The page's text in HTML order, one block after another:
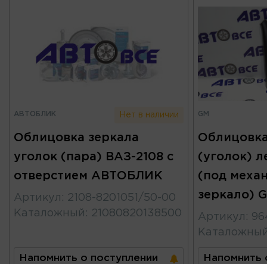
АВТОБЛИК Нет в наличии
Облицовка зеркала
уголок (пара) ВАЗ-2108 с
отверстием АВТОБЛИК
Артикул : 2108-8201051/50-00
Каталожный : 21080820138500
Напомнить о поступлении
GM
(уголок)
(под
зеркало)
Артикул :
Напомнить